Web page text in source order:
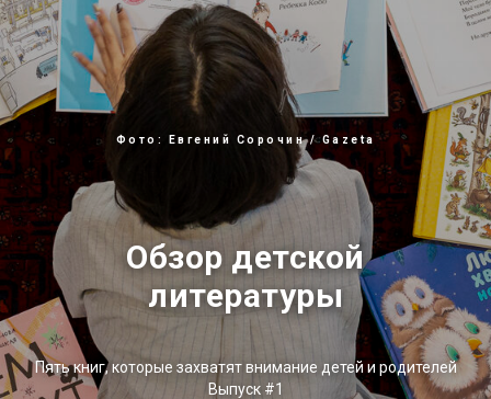
Фото: Евгений Сорочин / Gazeta
Обзор детской
литературы
Пять книг, которые захватят внимание детей и родителей
Выпуск #1